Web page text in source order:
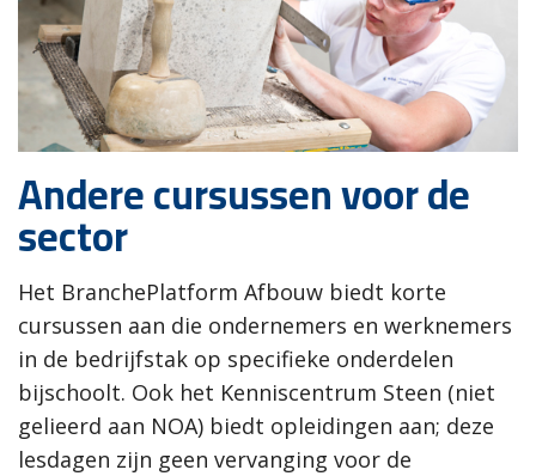
Andere cursussen voor de
sector
Het BranchePlatform Afbouw biedt korte
cursussen aan die ondernemers en werknemers
in de bedrijfstak op specifieke onderdelen
bijschoolt. Ook het Kenniscentrum Steen (niet
gelieerd aan NOA) biedt opleidingen aan; deze
lesdagen zijn geen vervanging voor de